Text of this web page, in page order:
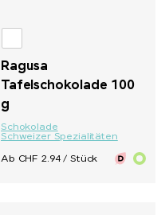
Ragusa
Tafelschokolade 100
g
Schokolade
Schweizer Spezialitäten
Ab CHF 2.94 / Stück